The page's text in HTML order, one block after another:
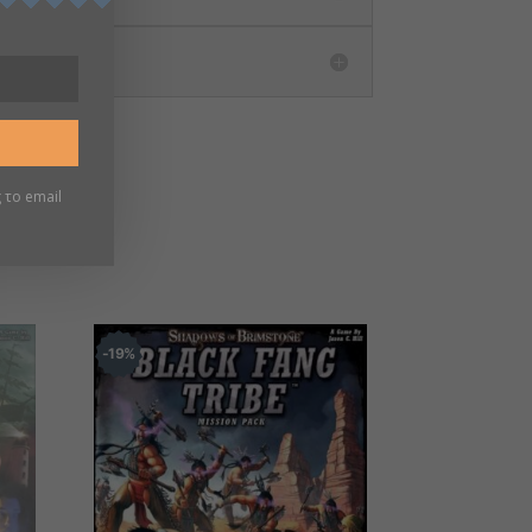
19%
το email